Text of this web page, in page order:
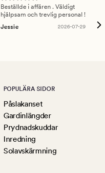
Beställde i affären . Väldigt
hjälpsam och trevlig personal !
Jessie
2026-07-29
POPULÄRA SIDOR
Påslakanset
Gardinlängder
Prydnadskuddar
Inredning
Solavskärmning